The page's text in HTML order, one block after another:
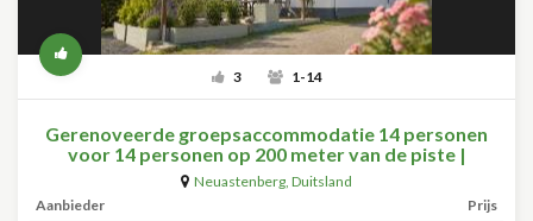
3 1-14
Gerenoveerde groepsaccommodatie 14 personen
voor 14 personen op 200 meter van de piste |
Neuastenbergerstrasse 4 - Neuastenberg
Neuastenberg, Duitsland
Aanbieder
Prijs